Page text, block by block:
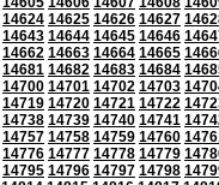
14624 14625 14626 14627
14643 14644 14645 14646
14662 14663 14664 14665
14681 14682 14683 14684
14700 14701 14702 14703
14719 14720 14721 14722
14738 14739 14740 14741
14757 14758 14759 14760
14776 14777 14778 14779
14795 14796 14797 14798